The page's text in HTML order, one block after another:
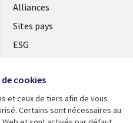
Alliances
Sites pays
ESG
Fusions
Salle de presse
cookies
et ceux de tiers afin de vous
Certains sont nécessaires au